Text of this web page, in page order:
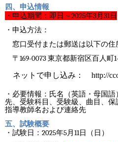
四、申込情報
・申込期間：即日～2025年3月31日
・申込方法：
窓口受付または郵送は以下の住
〒 169-0073東京都新宿区百人町
ネットで申し込み： http://
・必要情報：氏名（英語・母国
先、受験科目、受験級、曲目、保
指導教師名および連絡先
五、試験概要
・試験日： 2025年5月 11日（日）